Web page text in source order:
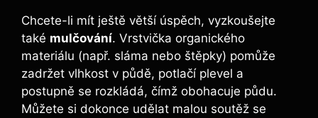
Chcete-li mít ještě větší úspěch, vyzkoušejte
také⁤ mulčování. Vrstvička organického
materiálu⁣ (např. sláma nebo štěpky)​ pomůže
zadržet vlhkost ​v půdě, potlačí plevel a‌
postupně‌ se ​rozkládá, čímž obohacuje půdu.
Můžete si ‍dokonce udělat malou soutěž se